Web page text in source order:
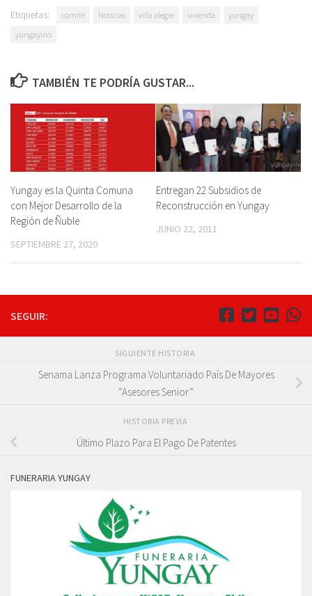
Etiquetas: comité Noticias villa alegre vivienda
yungay
yungayino
TAMBIÉN TE PODRÍA GUSTAR...
Yungay es la Quinta Comuna
con Mejor Desarrollo de la
Región de Ñuble
SEPTIEMBRE 27, 2020
Entregan 22 Subsidios de
Reconstrucción en Yungay
JUNIO 22, 2011
SEGUIR:
SIGUIENTE HISTORIA
Senama Lanza Programa Voluntariado País De Mayores
“Asesores Senior”
HISTORIA PREVIA
Último Plazo Para El Pago De Patentes
FUNERARIA YUNGAY